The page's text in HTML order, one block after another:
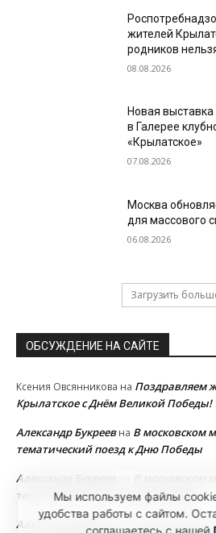
жителей
родников
08.08.2026
Новая выставка
в Галерее
«Крылатское»
07.08.2026
Москва
для массового
06.08.2026
Загрузить
ОБСУЖДЕНИЕ НА САЙТЕ
Ксения Овсянникова на Поздравляем
Крылатское с Днём Великой Победы!
Александр Букреевна В московском
тематический поезд к Дню Победы
Александр Букреев
тематический поезд к Дню Победы
Александр Букреев
В московском
Мы используем файлы
удобства работы с сайтом.
соглашаетесь с нашей